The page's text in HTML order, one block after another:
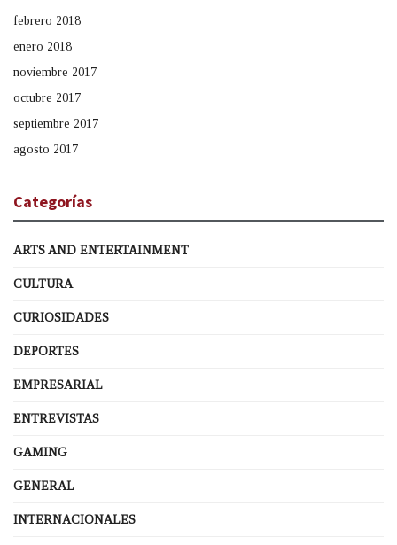
febrero 2018
enero 2018
noviembre 2017
octubre 2017
septiembre 2017
agosto 2017
Categorías
ARTS AND ENTERTAINMENT
CULTURA
CURIOSIDADES
DEPORTES
EMPRESARIAL
ENTREVISTAS
GAMING
GENERAL
INTERNACIONALES